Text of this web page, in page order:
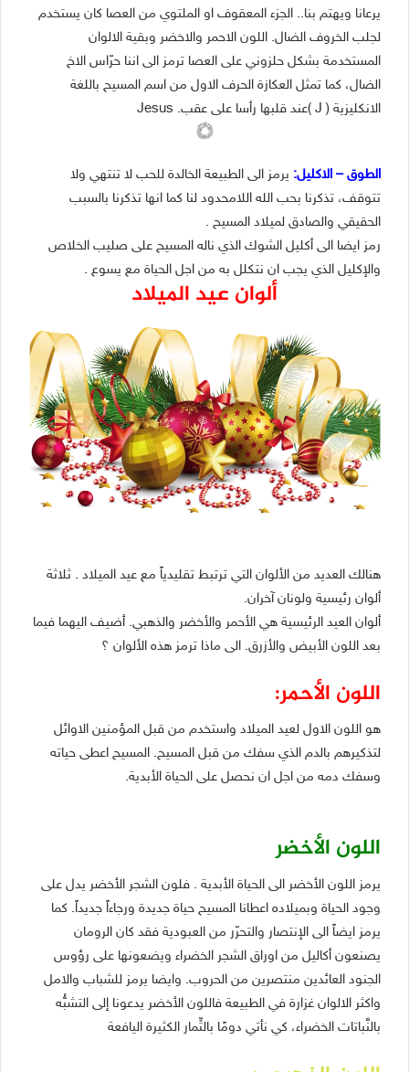
يرعانا ويهتم بنا.. الجزء المعقوف او الملتوي من العصا كان يستخدم
لجلب الخروف الضال. اللون الاحمر والاخضر وبقية الالوان
المستخدمة بشكل حلزوني على العصا ترمز الى اننا حرّاس الاخ
الضال، كما تمثل العكازة الحرف الاول من اسم المسيح باللغة
الانكليزية ( J )عند قلبها رأسا على عقب.
Jesus
الطوق – الاكليل: يرمز الى الطبيعة الخالدة للحب لا تنتهي ولا
تتوقف، تذكرنا بحب الله اللامحدود لنا كما انها تذكرنا بالسبب
الحقيقي والصادق لميلاد المسيح .
رمز ايضا الى أكليل الشوك الذي ناله المسيح على صليب الخلاص
والإكليل الذي يجب ان نتكلل به من اجل الحياة مع يسوع .
ألوان عيد الميلاد
هنالك العديد من الألوان التي ترتبط تقليدياً مع عيد الميلاد . ثلاثة
ألوان رئيسية ولونان آخران.
ألوان العيد الرئيسية هي الأحمر والأخضر والذهبي. أضيف اليهما فيما
بعد اللون الأبيض والأزرق. الى ماذا ترمز هذه الألوان ؟
اللون الأحمر:
هو اللون الاول لعيد الميلاد واستخدم من قبل المؤمنين الاوائل
لتذكيرهم بالدم الذي سفك من قبل المسيح. المسيح اعطى حياته
وسفك دمه من اجل ان نحصل على الحياة الأبدية.
اللون الأخضر
يرمز اللون الأخضر الى الحياة الأبدية . فلون الشجر الأخضر يدل على
وجود الحياة وبميلاده اعطانا المسيح حياة جديدة ورجاءاً جديداً. كما
يرمز ايضاً الى الإنتصار والتحرّر من العبودية فقد كان الرومان
يصنعون أكاليل من اوراق الشجر الخضراء ويضعونها على رؤوس
الجنود العائدين منتصرين من الحروب. وايضا يرمز للشباب والامل
واكثر الالوان غزارة في الطبيعة فاللون الأخضر يدعونا إلى التشبُّه
بالنَّباتات الخضراء، كي نأتي دومًا بالثِّمار الكثيرة اليافعة